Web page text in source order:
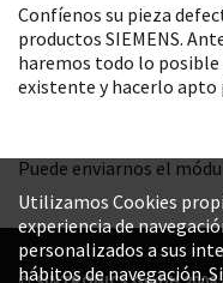
Confíenos su pieza
productos SIEMENS.
haremos todo lo
existente y hacerlo apto
Puede enviarnos el
Utilizamos Cookies
experiencia de
personalizados a sus
hábitos de navegación.